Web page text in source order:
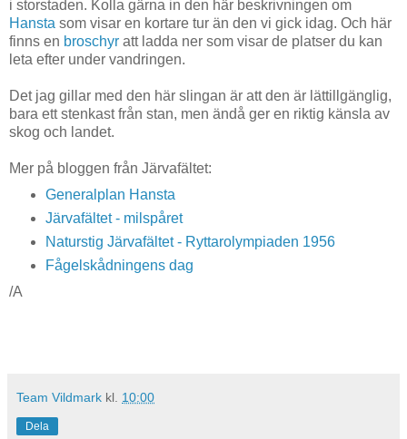
i storstaden. Kolla gärna in den här beskrivningen om
Hansta som visar en kortare tur än den vi gick idag. Och här
finns en broschyr att ladda ner som visar de platser du kan
leta efter under vandringen.
Det jag gillar med den här slingan är att den är lättillgänglig,
bara ett stenkast från stan, men ändå ger en riktig känsla av
skog och landet.
Mer på bloggen från Järvafältet:
Generalplan Hansta
Järvafältet - milspåret
Naturstig Järvafältet - Ryttarolympiaden 1956
Fågelskådningens dag
/A
Team Vildmark kl. 10:00
Dela